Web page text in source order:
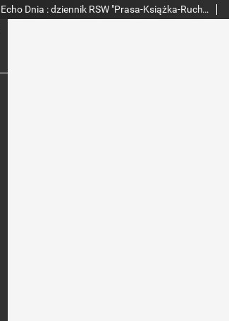
Echo Dnia : dziennik RSW "Prasa-Książka-Ruch" 1980, R.10, nr 161